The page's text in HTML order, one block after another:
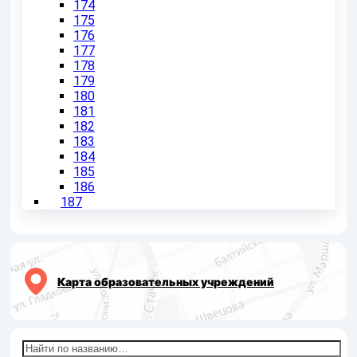
174
175
176
177
178
179
180
181
182
183
184
185
186
187
Карта образовательных учреждений